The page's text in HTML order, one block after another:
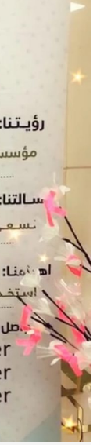
المحكمة